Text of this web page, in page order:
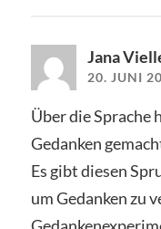
Jana
20. JUNI
Über die Sprache
Gedanken
Es gibt diesen
um Gedanken zu